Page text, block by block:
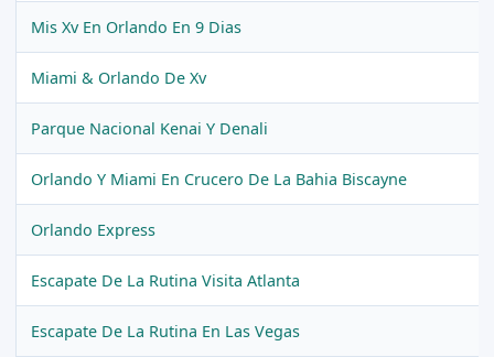
Mis Xv En Orlando En 9 Dias
Miami & Orlando De Xv
Parque Nacional Kenai Y Denali
Orlando Y Miami En Crucero De La Bahia Biscayne
Orlando Express
Escapate De La Rutina Visita Atlanta
Escapate De La Rutina En Las Vegas